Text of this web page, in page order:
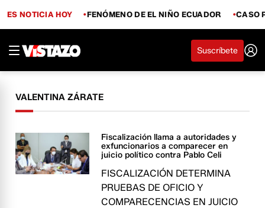
ES NOTICIA HOY FENÓMENO DE EL NIÑO ECUADOR CASO
Suscríbete
VALENTINA ZÁRATE
Fiscalización llama a autoridades y
exfuncionarios a comparecer en
juicio político contra Pablo Celi
FISCALIZACIÓN DETERMINA
PRUEBAS DE OFICIO Y
COMPARECENCIAS EN JUICIO